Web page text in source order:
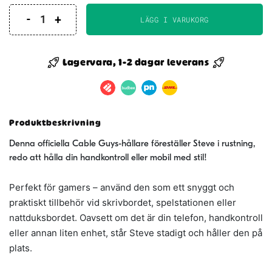
MINECRAFT
Steeve
in
för
kontroll
&
20cm
mängd
LÄGG I VARUKORG
Lagervara, 1-2 dagar leverans
Produktbeskrivning
Denna officiella Cable Guys-hållare föreställer Steve i rustning,
redo att hålla din handkontroll eller mobil med stil!
Perfekt för gamers – använd den som ett snyggt och
praktiskt tillbehör vid skrivbordet, spelstationen eller
nattduksbordet. Oavsett om det är din telefon, handkontroll
eller annan liten enhet, står Steve stadigt och håller den på
plats.